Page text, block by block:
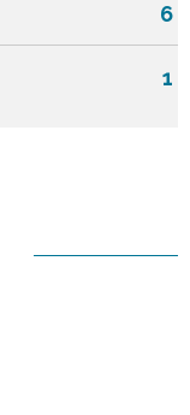
6
1